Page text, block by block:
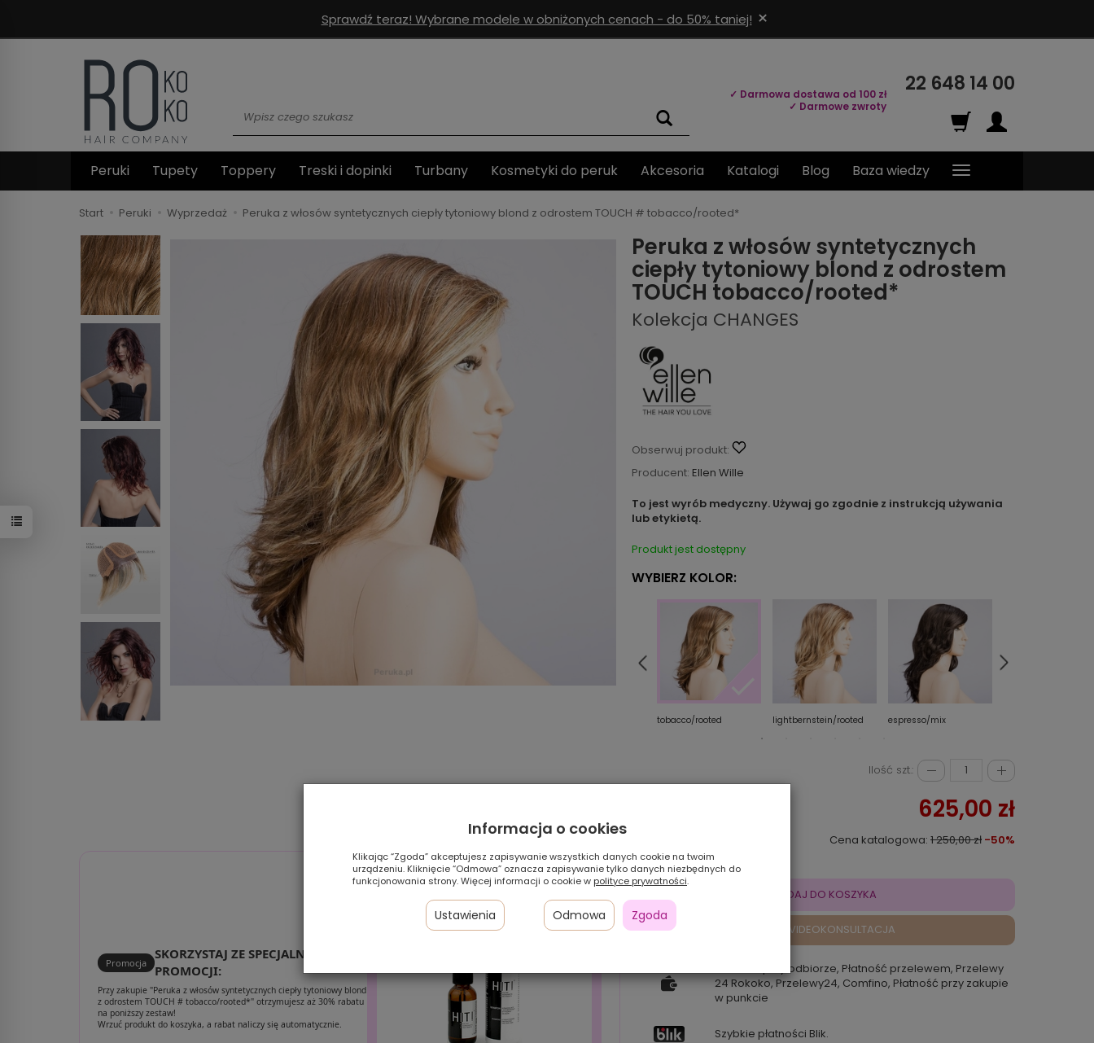
Sprawdź teraz! Wybrane modele w obniżonych cenach - do 50% taniej! ×
✓ Darmowa dostawa od 100 zł
✓ Darmowe zwroty
22 648 14 00
Peruki Tupety Toppery Treski i dopinki Turbany Kosmetyki do peruk Akcesoria Katalogi Blog Baza wiedzy
Start Peruki Wyprzedaż Peruka z włosów syntetycznych ciepły tytoniowy blond z odrostem TOUCH # tobacco/rooted*
Promocja
SKORZYSTAJ ZE SPECJALNEJ
PROMOCJI:
Przy zakupie "Peruka z włosów syntetycznych ciepły tytoniowy blond
z odrostem TOUCH # tobacco/rooted*" otrzymujesz aż 30% rabatu
na poniższy zestaw!
Wrzuć produkt do koszyka, a rabat naliczy się automatycznie.
Peruka z włosów syntetycznych
ciepły tytoniowy blond z odrostem
TOUCH tobacco/rooted*
Kolekcja CHANGES
Obserwuj produkt:
Producent: Ellen Wille
To jest wyrób medyczny. Używaj go zgodnie z instrukcją używania
lub etykietą.
Produkt jest dostępny
WYBIERZ KOLOR:
tobacco/rooted lightbernstein/rooted espresso/mix
Ilość szt.:
625,00 zł
Cena katalogowa: 1 250,00 zł -50%
DODAJ DO KOSZYKA
VIDEOKONSULTACJA
Płatność przy odbiorze, Płatność przelewem, Przelewy
24 Rokoko, Przelewy24, Comfino, Płatność przy zakupie
w punkcie
Szybkie płatności Blik.
Informacja o cookies
Klikając “Zgoda” akceptujesz zapisywanie wszystkich danych cookie na twoim
urządzeniu. Kliknięcie “Odmowa” oznacza zapisywanie tylko danych niezbędnych do
funkcjonowania strony. Więcej informacji o cookie w polityce prywatności.
Ustawienia Odmowa Zgoda